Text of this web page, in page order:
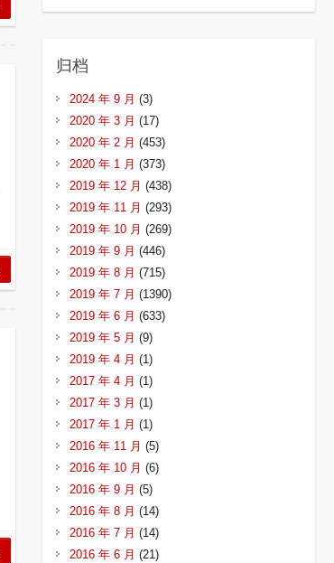
归档
2024 年 9 月 (3)
2020 年 3 月 (17)
2020 年 2 月 (453)
2020 年 1 月 (373)
2019 年 12 月 (438)
2019 年 11 月 (293)
2019 年 10 月 (269)
2019 年 9 月 (446)
2019 年 8 月 (715)
2019 年 7 月 (1390)
2019 年 6 月 (633)
2019 年 5 月 (9)
2019 年 4 月 (1)
2017 年 4 月 (1)
2017 年 3 月 (1)
2017 年 1 月 (1)
2016 年 11 月 (5)
2016 年 10 月 (6)
2016 年 9 月 (5)
2016 年 8 月 (14)
2016 年 7 月 (14)
2016 年 6 月 (21)